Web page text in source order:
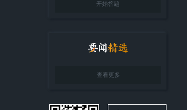
开始答题
查看更多